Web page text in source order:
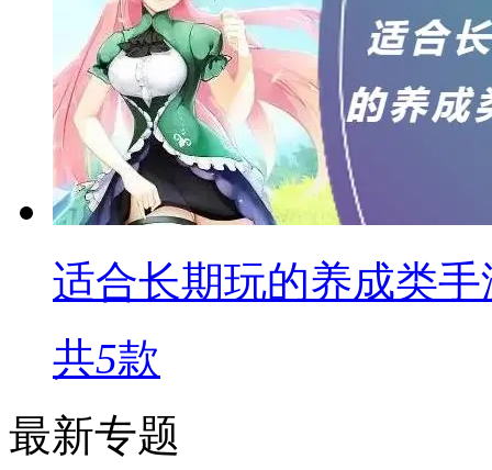
适合长期玩的养成类手
共5款
最新专题